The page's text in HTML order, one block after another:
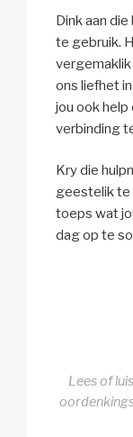
Dink aan
te gebruik.
ons liefhet
jou ook help
verbinding
Kry die
geestelik te
toeps wat
dag op te
Lees of